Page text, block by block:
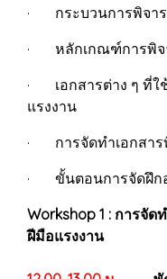
· กระบวนการพิจา
· หลักเกณฑ์การพิจ
· เอกสารต่าง ๆ ที่ใ
แรงงาน
· การจัดทำเอกสาร
· ขั้นตอนการจัดฝึก
Workshop 1 : การจั
ฝีมือแรงงาน